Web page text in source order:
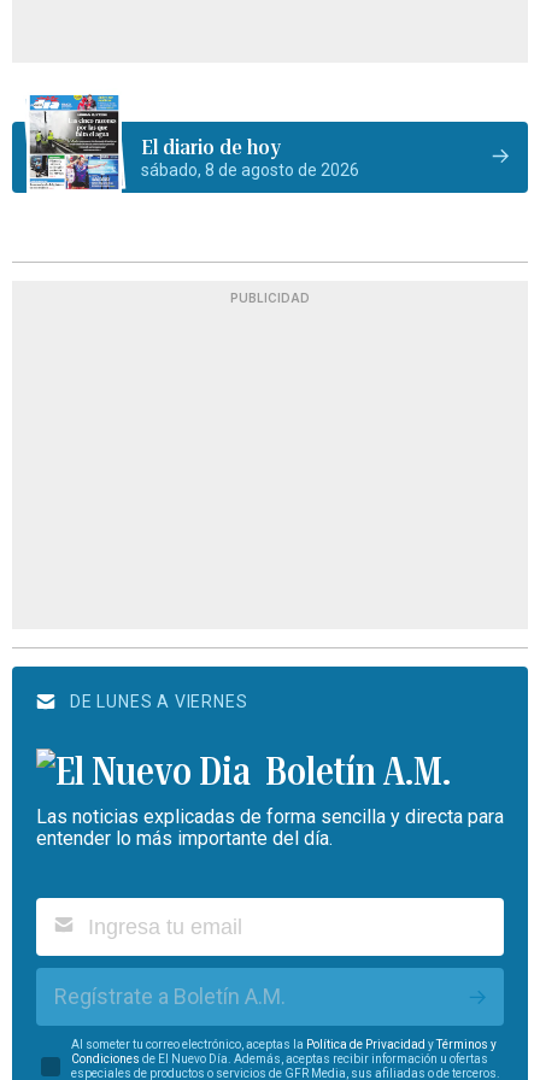
El diario de hoy
sábado, 8 de agosto de 2026
PUBLICIDAD
DE LUNES A VIERNES
Boletín A.M.
Las noticias explicadas de forma sencilla y directa para
entender lo más importante del día.
Regístrate a Boletín A.M.
Al someter tu correo electrónico, aceptas la Política de Privacidad yTérminos y
Condiciones de El Nuevo Día. Además, aceptas recibir información u ofertas
especiales de productos o servicios de GFR Media, sus afiliadas o de terceros.